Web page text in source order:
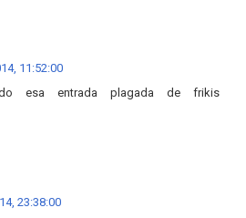
11:52:00
esa entrada plagada de frikis
23:38:00